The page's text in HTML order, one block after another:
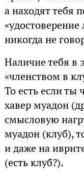
а находят тебя
никогда не
Наличие тебя в
«членством в
То есть если ты
хавер муадон
смысловую
муадон (клуб),
и даже на
(есть клуб?).